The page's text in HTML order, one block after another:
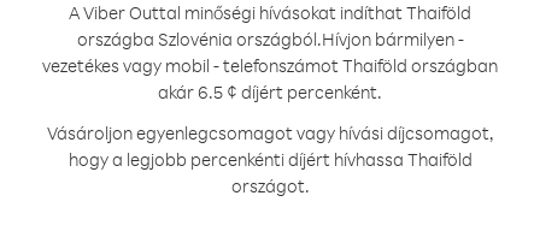
A Viber Outtal minőségi hívásokat indíthat Thaiföld
országba Szlovénia országból.Hívjon bármilyen -
vezetékes vagy mobil - telefonszámot Thaiföld országban
akár 6.5 ¢ díjért percenként.
Vásároljon egyenlegcsomagot vagy hívási díjcsomagot,
hogy a legjobb percenkénti díjért hívhassa Thaiföld
országot.